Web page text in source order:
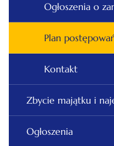
Ogłoszenia o
Plan
Kontakt
Zbycie majątku i
Ogłoszenia